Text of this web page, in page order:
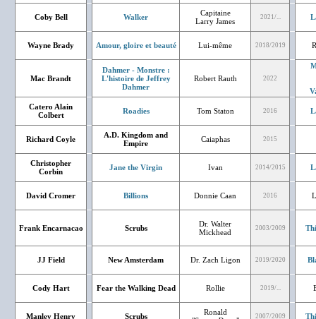
Coby Bell Walker
Capitaine
Larry James
2021/...
Wayne Brady Amour, gloire et beauté Lui-même 2018/2019
Mac Brandt
Dahmer - Monstre :
L'histoire de Jeffrey
Dahmer
Robert Rauth 2022
Catero Alain
Colbert
Roadies Tom Staton 2016
Richard Coyle
A.D. Kingdom and
Empire
Caiaphas 2015
Christopher
Corbin
Jane the Virgin Ivan 2014/2015
David Cromer Billions Donnie Caan 2016
Frank Encarnacao Scrubs
Dr. Walter
Mickhead
2003/2009
JJ Field New Amsterdam Dr. Zach Ligon 2019/2020
Cody Hart Fear the Walking Dead Rollie 2019/...
Manley Henry Scrubs
Ronald
2007/2009